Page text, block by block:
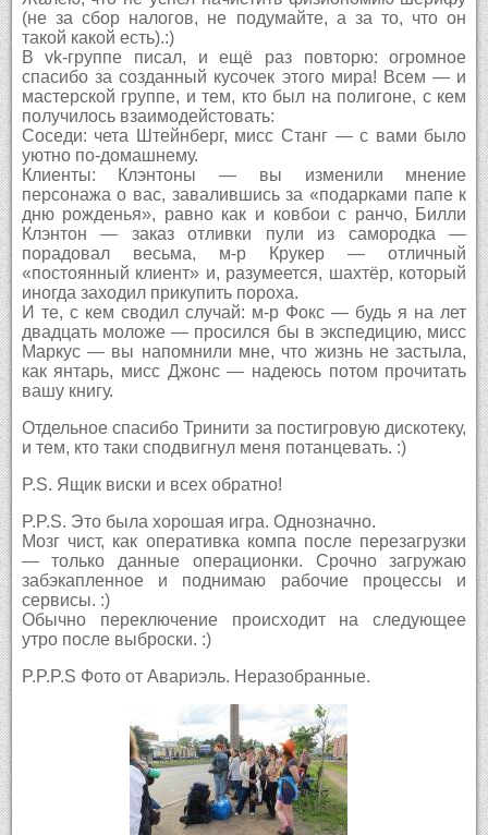
(не за сбор налогов, не подумайте, а за то, что он
такой какой есть).:)
В vk-группе писал, и ещё раз повторю: огромное
спасибо за созданный кусочек этого мира! Всем — и
мастерской группе, и тем, кто был на полигоне, с кем
получилось взаимодейстовать:
Соседи: чета Штейнберг, мисс Станг — с вами было
уютно по-домашнему.
Клиенты: Клэнтоны — вы изменили мнение
персонажа о вас, завалившись за «подарками папе к
дню рожденья», равно как и ковбои с ранчо, Билли
Клэнтон — заказ отливки пули из самородка —
порадовал весьма, м-р Крукер — отличный
«постоянный клиент» и, разумеется, шахтёр, который
иногда заходил прикупить пороха.
И те, с кем сводил случай: м-р Фокс — будь я на лет
двадцать моложе — просился бы в экспедицию, мисс
Маркус — вы напомнили мне, что жизнь не застыла,
как янтарь, мисс Джонс — надеюсь потом прочитать
вашу книгу.
Отдельное спасибо Тринити за постигровую дискотеку,
и тем, кто таки сподвигнул меня потанцевать. :)
P.S. Ящик виски и всех обратно!
P.P.S. Это была хорошая игра. Однозначно.
Мозг чист, как оперативка компа после перезагрузки
— только данные операционки. Срочно загружаю
забэкапленное и поднимаю рабочие процессы и
сервисы. :)
Обычно переключение происходит на следующее
утро после выброски. :)
P.P.P.S Фото от Авариэль. Неразобранные.